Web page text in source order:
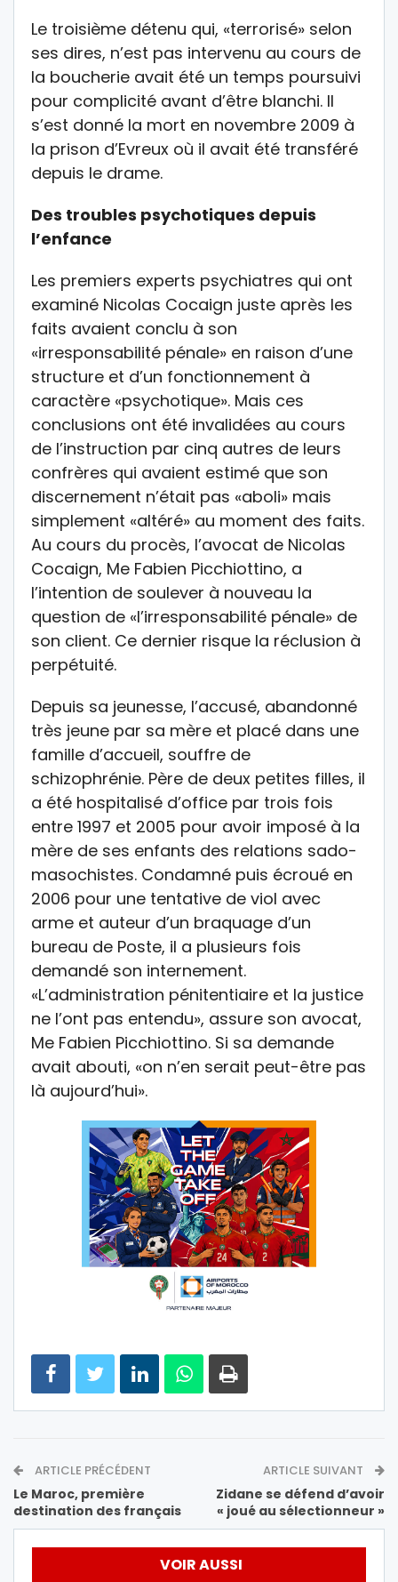
Le troisième détenu qui, «terrorisé» selon
ses dires, n’est pas intervenu au cours de
la boucherie avait été un temps poursuivi
pour complicité avant d’être blanchi. Il
s’est donné la mort en novembre 2009 à
la prison d’Evreux où il avait été transféré
depuis le drame.
Des troubles psychotiques depuis
l’enfance
Les premiers experts psychiatres qui ont
examiné Nicolas Cocaign juste après les
faits avaient conclu à son
«irresponsabilité pénale» en raison d’une
structure et d’un fonctionnement à
caractère «psychotique». Mais ces
conclusions ont été invalidées au cours
de l’instruction par cinq autres de leurs
confrères qui avaient estimé que son
discernement n’était pas «aboli» mais
simplement «altéré» au moment des faits.
Au cours du procès, l’avocat de Nicolas
Cocaign, Me Fabien Picchiottino, a
l’intention de soulever à nouveau la
question de «l’irresponsabilité pénale» de
son client. Ce dernier risque la réclusion à
perpétuité.
Depuis sa jeunesse, l’accusé, abandonné
très jeune par sa mère et placé dans une
famille d’accueil, souffre de
schizophrénie. Père de deux petites filles, il
a été hospitalisé d’office par trois fois
entre 1997 et 2005 pour avoir imposé à la
mère de ses enfants des relations sado-
masochistes. Condamné puis écroué en
2006 pour une tentative de viol avec
arme et auteur d’un braquage d’un
bureau de Poste, il a plusieurs fois
demandé son internement.
«L’administration pénitentiaire et la justice
ne l’ont pas entendu», assure son avocat,
Me Fabien Picchiottino. Si sa demande
avait abouti, «on n’en serait peut-être pas
là aujourd’hui».
ARTICLE PRÉCÉDENT
Le Maroc, première
destination des français
ARTICLE SUIVANT
Zidane se défend d’avoir
« joué au sélectionneur »
VOIR AUSSI